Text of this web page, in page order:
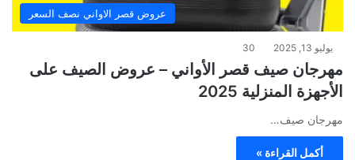
عروض قصر الاواني نصف السعر
يوليو 13, 2025 30
مهرجان صيف قصر الأواني – عروض الصيف على
الأجهزة المنزلية 2025
مهرجان صيف…
أكمل القراءة »